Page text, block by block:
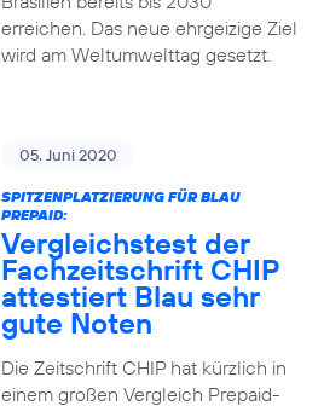
erreichen. Das neue ehrgeizige Ziel
wird am Weltumwelttag gesetzt.
05. Juni 2020
SPITZENPLATZIERUNG FÜR BLAU
PREPAID:
Vergleichstest der
Fachzeitschrift CHIP
attestiert Blau sehr
gute Noten
Die Zeitschrift CHIP hat kürzlich in
einem großen Vergleich Prepaid-